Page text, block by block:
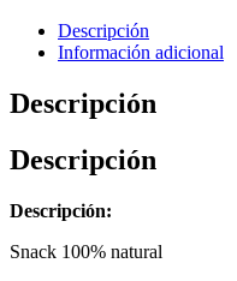
Descripción
Información adicional
Descripción
Descripción
Descripción:
Snack 100% natural